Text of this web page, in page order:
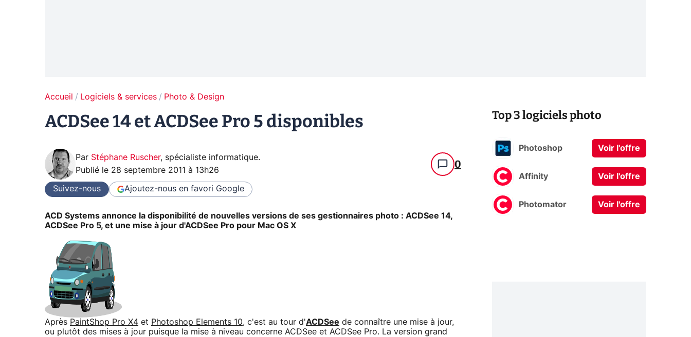
Accueil Logiciels & services Photo & Design
ACDSee 14 et ACDSee Pro 5 disponibles
Par Stéphane Ruscher, spécialiste informatique.
Publié le 28 septembre 2011 à 13h26 0
Suivez-nous Ajoutez-nous en favori Google
ACD Systems annonce la disponibilité de nouvelles versions de ses gestionnaires photo : ACDSee 14,
ACDSee Pro 5, et une mise à jour d'ACDSee Pro pour Mac OS X
Après PaintShop Pro X4 et Photoshop Elements 10, c'est au tour d'ACDSee de connaître une mise à jour,
ou plutôt des mises à jour puisque la mise à niveau concerne ACDSee et ACDSee Pro. La version grand
Top 3 logiciels photo
Photoshop Voir l'offre
Affinity Voir l'offre
Photomator Voir l'offre